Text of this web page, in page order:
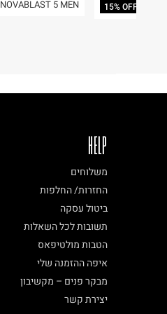
NOVABLAST 5 MEN
15% OFF
HELP
משלוחים
החזרות/ החלפות
ביטול עסקה
תשובות לכל השאלות
הטבות מולטיפאס
איפה ההזמנה שלי
מבקר פנים – מקשיבון
יצירת קשר